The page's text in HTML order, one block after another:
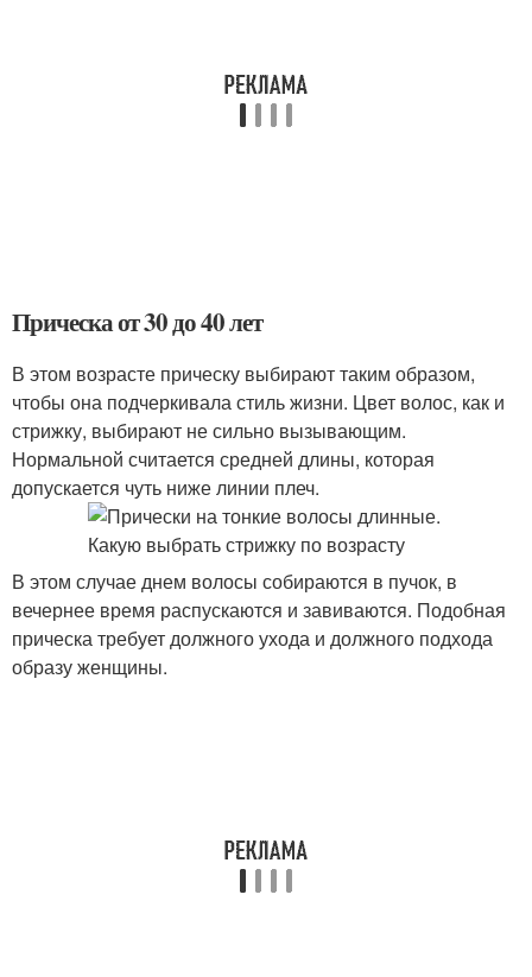
Прическа от 30 до 40 лет
В этом возрасте прическу выбирают таким образом,
чтобы она подчеркивала стиль жизни. Цвет волос, как и
стрижку, выбирают не сильно вызывающим.
Нормальной считается средней длины, которая
допускается чуть ниже линии плеч.
В этом случае днем волосы собираются в пучок, в
вечернее время распускаются и завиваются. Подобная
прическа требует должного ухода и должного подхода
образу женщины.